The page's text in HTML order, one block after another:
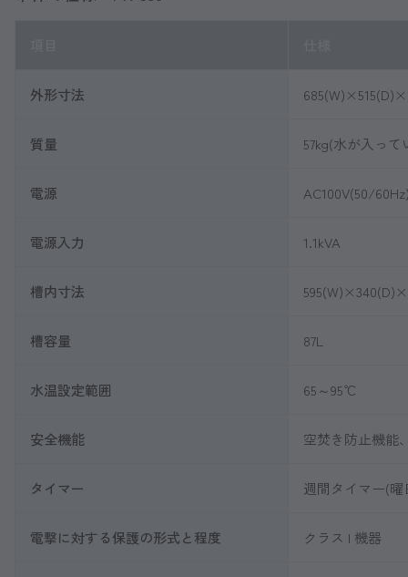
外形寸法
質量 57kg(水が入っ
電源 AC100V(50/
電源入力 1.1kVA
槽内寸法
槽容量 87L
水温設定範囲 65～95℃
安全機能 空焚き防止機能
タイマー 週間タイマー(
電撃に対する保護の形式と程度 クラス I 機器